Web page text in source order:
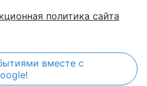
политика сайта
вместе с